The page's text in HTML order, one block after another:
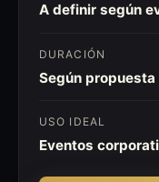
A definir según
DURACIÓN
Según propuesta
USO IDEAL
Eventos